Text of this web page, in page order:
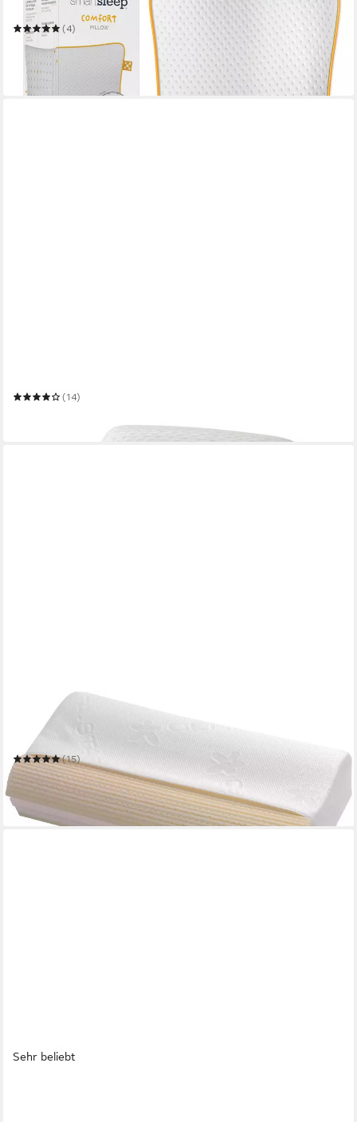
Kids Comfort Pillow
(4)
46,99 € 54,99 €
-15%
lieferbar in 3 Wochen
(14)
in 3-4 Werktagen bei dir
CENTA-STAR
Nackenstützkissen Comfort Exquisit
40 x 80 cm
(15)
100,79 € UVP179,00 €
in 6-8 Werktagen bei dir
Sehr beliebt